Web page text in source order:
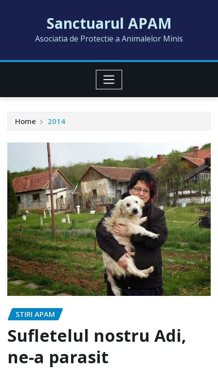
Sanctuarul APAM
Asociatia de Protectie a Animalelor Minis
Home 2014
STIRI APAM
Sufletelul nostru Adi,
ne-a parasit